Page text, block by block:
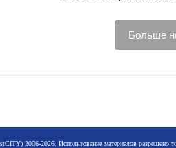
Больше
2006-2026. Использование материалов разрешено